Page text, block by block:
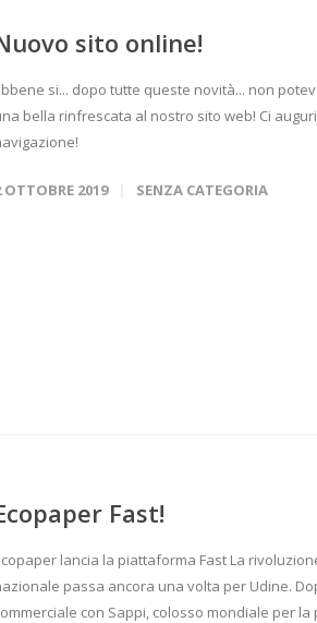
sito online!
si... dopo tutte queste novità... non
bella rinfrescata al nostro sito web! Ci
OTTOBRE 2019 SENZA CATEGORIA
Fast!
lancia la piattaforma Fast La
passa ancora una volta per Udine.
con Sappi, colosso mondiale per la